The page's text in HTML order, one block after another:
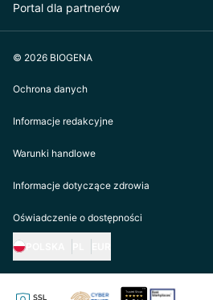
Portal dla partnerów
© 2026 BIOGENA
Ochrona danych
Informacje redakcyjne
Warunki handlowe
Informacje dotyczące zdrowia
Oświadczenie o dostępności
https://biogena.com/de-de